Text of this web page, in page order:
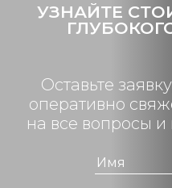
УЗНАЙТЕ
Оставьте
оперативно
на все вопросы и